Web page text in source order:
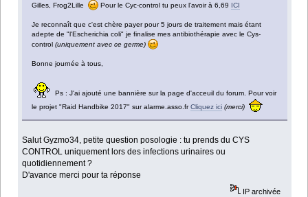
Gilles, Frog2Lille
Pour le Cyc-control tu peux l'avoir à 6,69 ICI
Je reconnaît que c'est chère payer pour 5 jours de traitement mais étant
adepte de "l'Escherichia coli" je finalise mes antibiothérapie avec le Cys-
control(uniquement avec ce germe)
Bonne journée à tous,
Ps : J'ai ajouté une bannière sur la page d'acceuil du forum. Pour voir
le projet "Raid Handbike 2017" sur alarme.asso.frCliquez ici (merci)
Salut Gyzmo34, petite question posologie : tu prends du CYS
CONTROL uniquement lors des infections urinaires ou
quotidiennement ?
D'avance merci pour ta réponse
IP archivée